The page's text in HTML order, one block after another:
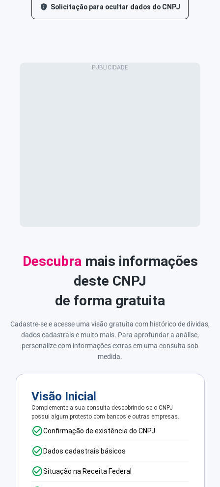
Solicitação para ocultar dados do CNPJ
Descubra mais informações
deste CNPJ
de forma gratuita
Cadastre-se e acesse uma visão gratuita com histórico de dívidas,
dados cadastrais e muito mais. Para aprofundar a análise,
personalize com informações extras em uma consulta sob
medida.
Visão Inicial
Complemente a sua consulta descobrindo se o CNPJ
possui algum protesto com bancos e outras empresas.
Confirmação de existência do CNPJ
Dados cadastrais básicos
Situação na Receita Federal